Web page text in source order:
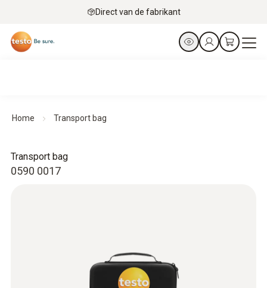
Direct van de fabrikant
Home Transport bag
0590 0017
Transport bag